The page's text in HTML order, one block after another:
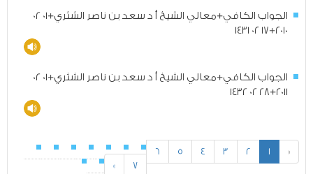
الجواب الكافي+معالي الشيخ أ د سعد بن ناصر الشثري+01 02
2010+17 02 1431
الجواب الكافي+معالي الشيخ أ د سعد بن ناصر الشثري+01 02
2011+28 02 1432
«
1
2
3
4
5
6
7
»